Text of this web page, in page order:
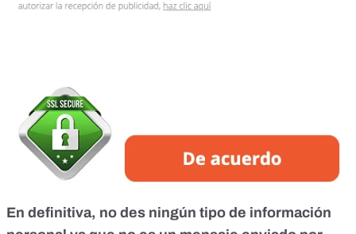
En definitiva, no des ningún tipo de información